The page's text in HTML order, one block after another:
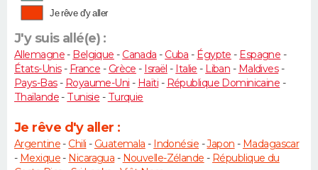
Je rêve d'y aller
J'y suis allé(e) :
Allemagne- Belgique - Canada - Cuba - Égypte - Espagne -
États-Unis- France - Grèce - Israël - Italie - Liban - Maldives-
Pays-Bas- Royaume-Uni - Haïti - République Dominicaine -
Thaïlande- Tunisie - Turquie
Je rêve d'y aller :
Argentine- Chili - Guatemala - Indonésie -Japon - Madagascar
- Mexique- Nicaragua - Nouvelle-Zélande - République du